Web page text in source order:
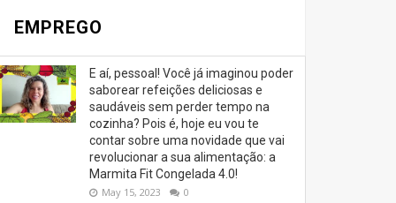
EMPREGO
E aí, pessoal! Você já imaginou poder
saborear refeições deliciosas e
saudáveis ​​sem perder tempo na
cozinha? Pois é, hoje eu vou te
contar sobre uma novidade que vai
revolucionar a sua alimentação: a
Marmita Fit Congelada 4.0!
May 15, 2023 0